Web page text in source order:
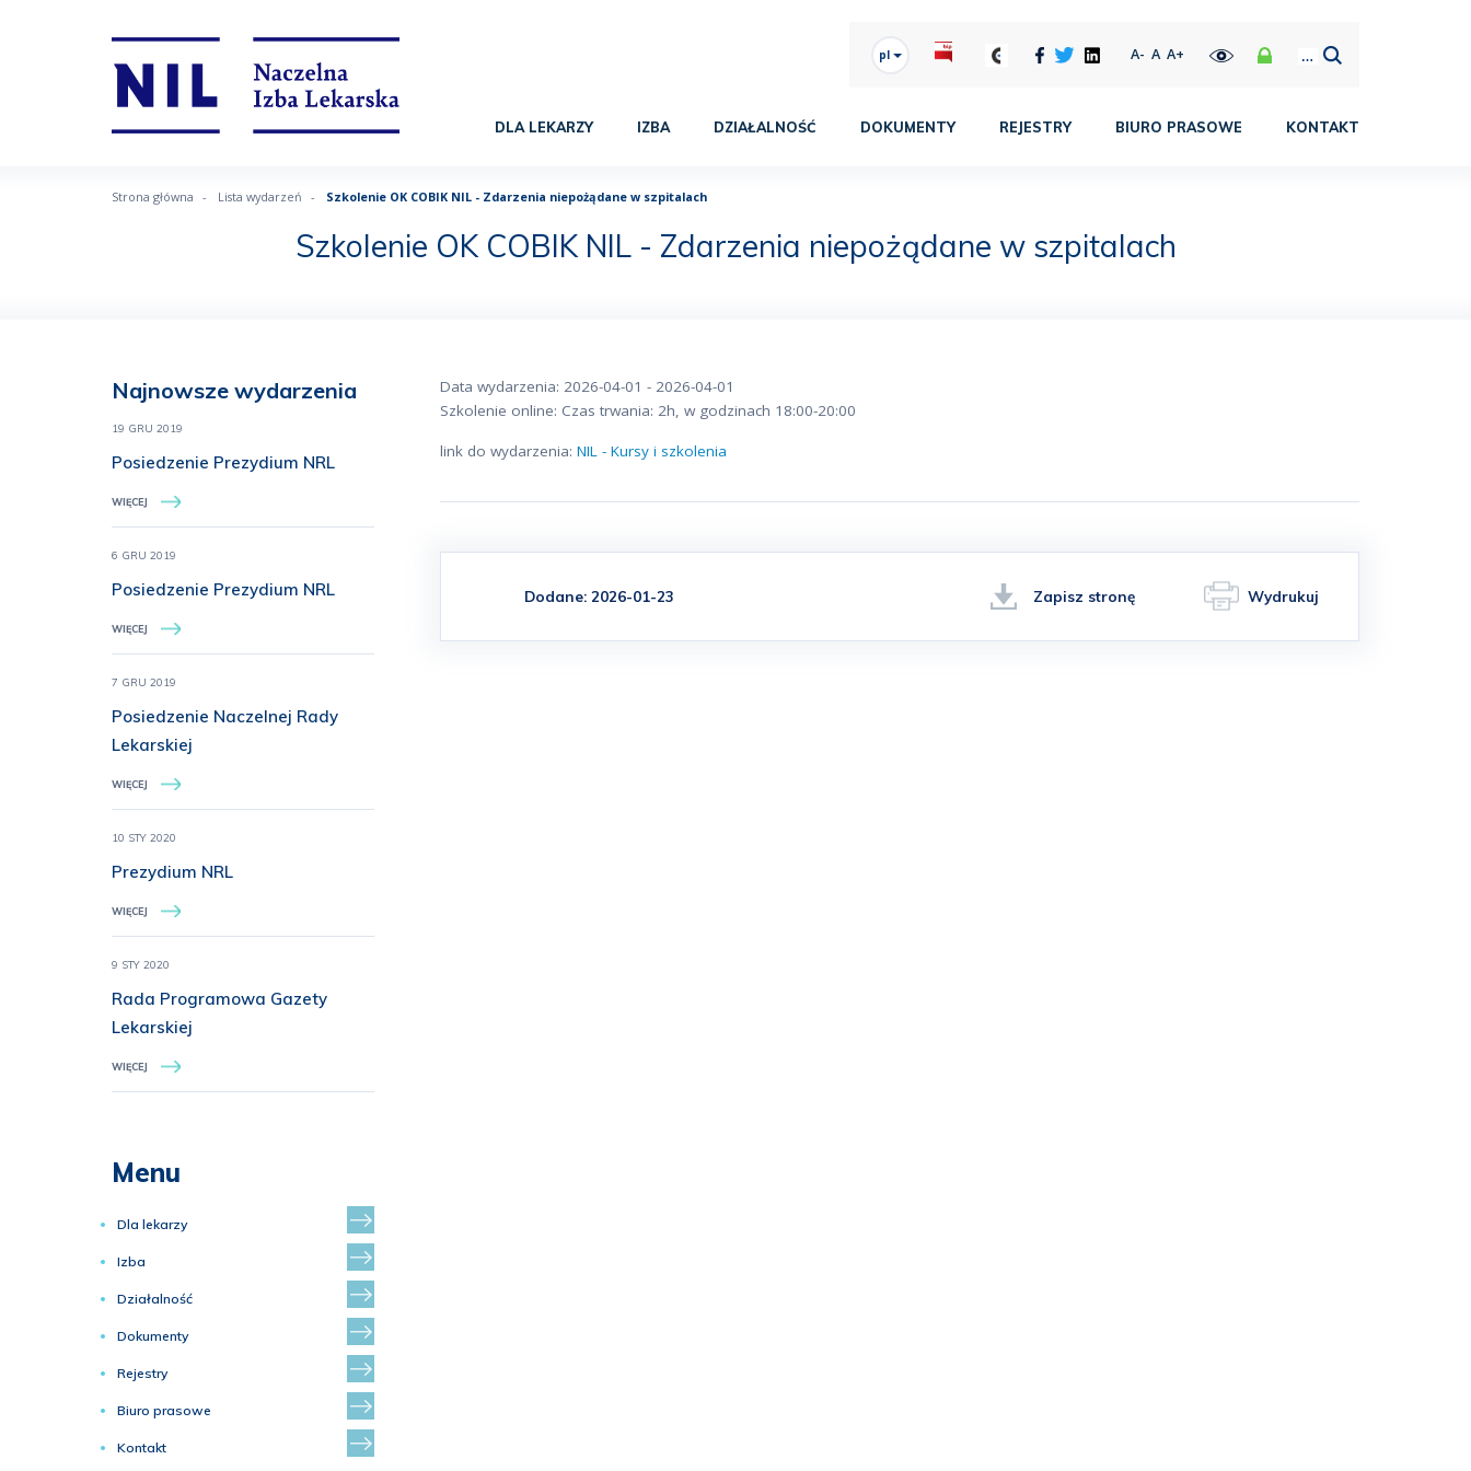
pl A- A A+
DLA LEKARZY IZBA DZIAŁALNOŚĆ DOKUMENTY REJESTRY BIURO PRASOWE KONTAKT
Strona główna Lista wydarzeń Szkolenie OK COBIK NIL - Zdarzenia niepożądane w szpitalach
Szkolenie OK COBIK NIL - Zdarzenia niepożądane w szpitalach
Najnowsze wydarzenia
19 GRU 2019
Posiedzenie Prezydium NRL
WIĘCEJ
6 GRU 2019
Posiedzenie Prezydium NRL
WIĘCEJ
7 GRU 2019
Posiedzenie Naczelnej Rady
Lekarskiej
WIĘCEJ
10 STY 2020
Prezydium NRL
WIĘCEJ
9 STY 2020
Rada Programowa Gazety
Lekarskiej
WIĘCEJ
Menu
Dla lekarzy
Izba
Działalność
Dokumenty
Rejestry
Biuro prasowe
Kontakt
Data wydarzenia: 2026-04-01 - 2026-04-01
Szkolenie online: Czas trwania: 2h, w godzinach 18:00-20:00
link do wydarzenia: NIL - Kursy i szkolenia
Dodane: 2026-01-23 Zapisz stronę Wydrukuj